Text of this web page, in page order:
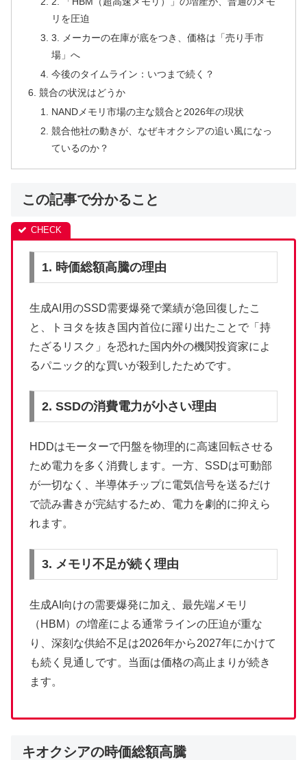
リを圧迫
3. メーカーの在庫が底をつき、価格は「売り手市
場」へ
今後のタイムライン：いつまで続く？
競合の状況はどうか
NANDメモリ市場の主な競合と2026年の現状
競合他社の動きが、なぜキオクシアの追い風になっ
ているのか？
この記事で分かること
1. 時価総額高騰の理由
生成AI用のSSD需要爆発で業績が急回復したこ
と、トヨタを抜き国内首位に躍り出たことで「持
たざるリスク」を恐れた国内外の機関投資家によ
るパニック的な買いが殺到したためです。
2. SSDの消費電力が小さい理由
HDDはモーターで円盤を物理的に高速回転させる
ため電力を多く消費します。一方、SSDは可動部
が一切なく、半導体チップに電気信号を送るだけ
で読み書きが完結するため、電力を劇的に抑えら
れます。
3. メモリ不足が続く理由
生成AI向けの需要爆発に加え、最先端メモリ
（HBM）の増産による通常ラインの圧迫が重な
り、深刻な供給不足は2026年から2027年にかけて
も続く見通しです。当面は価格の高止まりが続き
ます。
キオクシアの時価総額高騰